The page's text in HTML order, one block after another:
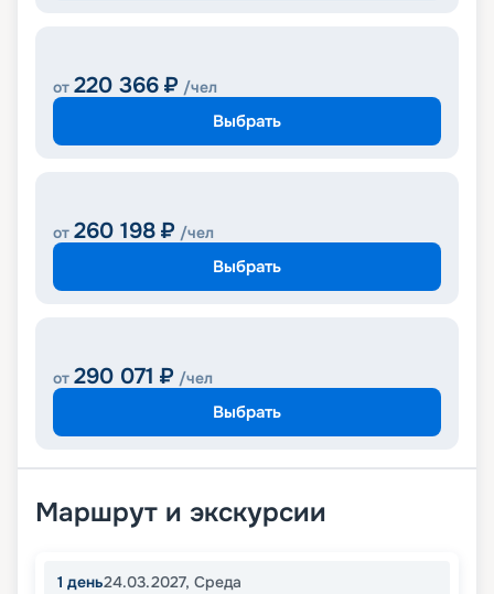
от 220 366 ₽ /чел
Выбрать
от 260 198 ₽ /чел
Выбрать
от 290 071 ₽ /чел
Выбрать
Маршрут и экскурсии
1 день24.03.2027, Среда